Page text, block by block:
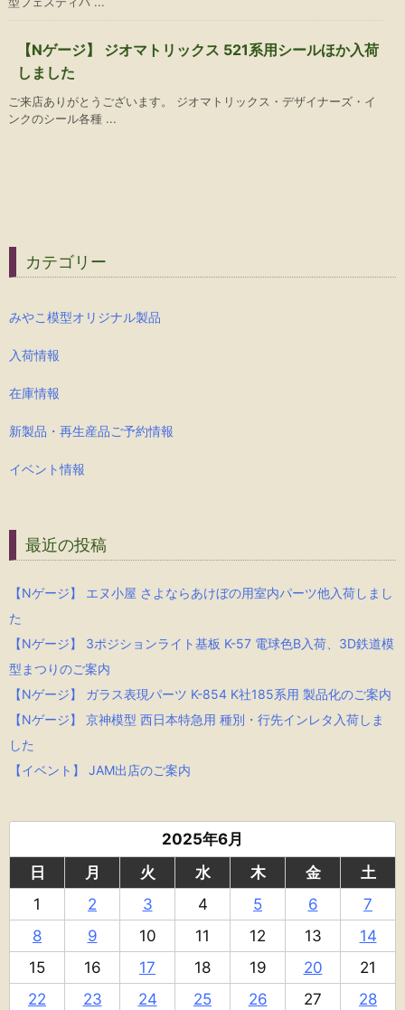
【Nゲージ】 ジオマトリックス 521系用シールほか入荷
しました
ご来店ありがとうございます。 ジオマトリックス・デザイナーズ・イ
ンクのシール各種 ...
カテゴリー
みやこ模型オリジナル製品
入荷情報
在庫情報
新製品・再生産品ご予約情報
イベント情報
最近の投稿
【Nゲージ】 エヌ小屋 さよならあけぼの用室内パーツ他入荷しまし
た
【Nゲージ】 3ポジションライト基板 K-57 電球色B入荷、3D鉄道模
型まつりのご案内
【Nゲージ】 ガラス表現パーツ K-854 K社185系用 製品化のご案内
【Nゲージ】 京神模型 西日本特急用 種別・行先インレタ入荷しま
した
【イベント】 JAM出店のご案内
2025年6月
日
月 火 水 木 金
土
1
2 3 4 5 6
7
8
9 10 11 12 13
14
15
16 17 18 19 20
21
22
23 24 25 26 27
28